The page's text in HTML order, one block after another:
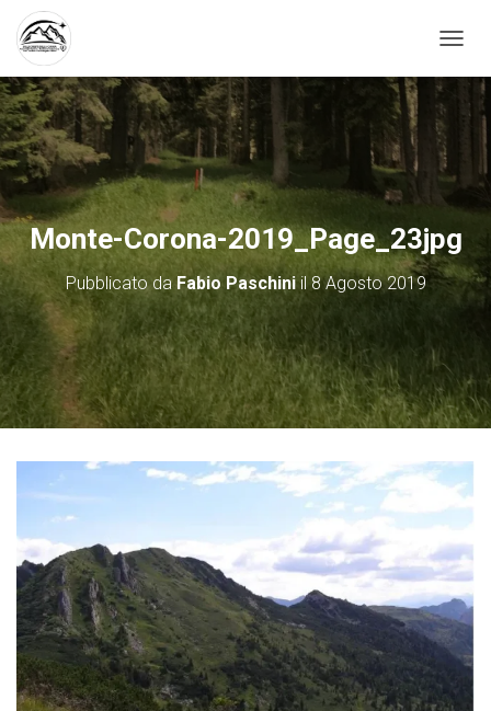
A
Z
N
E
O
L
Monte-Corona-2019_Page_23jpg
Pubblicato da Fabio Paschiniil8 Agosto 2019